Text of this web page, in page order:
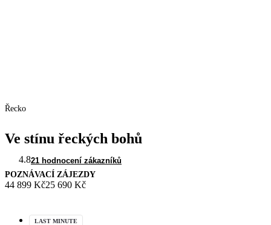
Řecko
Ve stínu řeckých bohů
4.821 hodnocení zákazníků
POZNÁVACÍ ZÁJEZDY
44 899 Kč25 690 Kč
LAST MINUTE